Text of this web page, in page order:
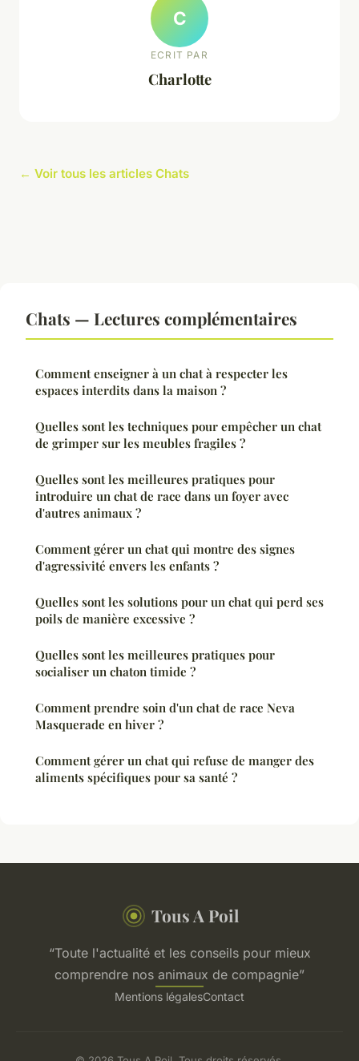
C
ECRIT PAR
Charlotte
← Voir tous les articles Chats
Chats — Lectures complémentaires
Comment enseigner à un chat à respecter les
espaces interdits dans la maison ?
Quelles sont les techniques pour empêcher un chat
de grimper sur les meubles fragiles ?
Quelles sont les meilleures pratiques pour
introduire un chat de race dans un foyer avec
d'autres animaux ?
Comment gérer un chat qui montre des signes
d'agressivité envers les enfants ?
Quelles sont les solutions pour un chat qui perd ses
poils de manière excessive ?
Quelles sont les meilleures pratiques pour
socialiser un chaton timide ?
Comment prendre soin d'un chat de race Neva
Masquerade en hiver ?
Comment gérer un chat qui refuse de manger des
aliments spécifiques pour sa santé ?
Tous A Poil
“Toute l'actualité et les conseils pour mieux
comprendre nos animaux de compagnie”
Mentions légalesContact